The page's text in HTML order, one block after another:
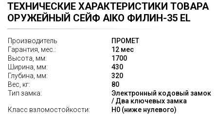
ТЕХНИЧЕСКИЕ ХАРАКТЕРИСТИКИ ТОВАРА
ОРУЖЕЙНЫЙ СЕЙФ AIKO ФИЛИН-35 EL
Производитель
ПРОМЕТ
Гарантия, мес.:
12 мес
Высота, мм:
1700
Ширина, мм:
430
Глубина, мм:
320
Вес, кг:
80
Тип замка:
Электронный кодовый замок
/ Два ключевых замка
Класс взломостойкости:
Н0 (ниже нулевого)